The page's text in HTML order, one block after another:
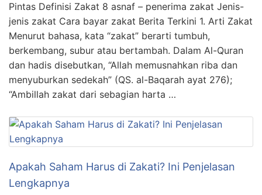
Pintas Definisi Zakat 8 asnaf – penerima zakat Jenis-
jenis zakat Cara bayar zakat Berita Terkini 1. Arti Zakat
Menurut bahasa, kata “zakat” berarti tumbuh,
berkembang, subur atau bertambah. Dalam Al-Quran
dan hadis disebutkan, “Allah memusnahkan riba dan
menyuburkan sedekah” (QS. al-Baqarah ayat 276);
“Ambillah zakat dari sebagian harta …
Apakah Saham Harus di Zakati? Ini Penjelasan
Lengkapnya